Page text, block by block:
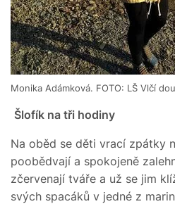
Monika Adámková. FOTO: LŠ Vlčí
Šlofík na tři hodiny
Na oběd se děti vrací zpátky
poobědvají a spokojeně
zčervenají tváře a už se jim
svých spacáků v jedné z